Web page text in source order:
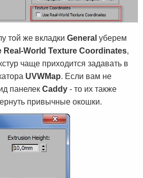
той же вкладки General уберем
Real-World Texture Coordinates,
чаще приходится задавать в
UVWMap. Если вам не
панелек Caddy - то их также
привычные окошки.